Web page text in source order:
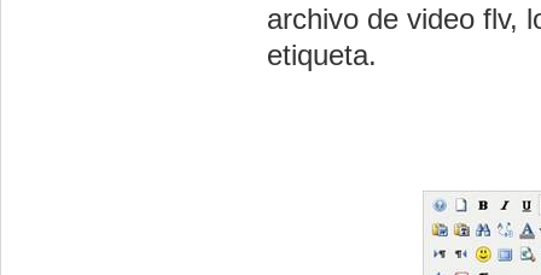
archivo de video flv,
etiqueta.